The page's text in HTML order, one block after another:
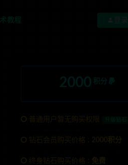
教程 登录
2000 积分
普通用户暂无购买权限
钻石会员购买价格 : 2000积分
终身钻石购买价格 : 免费